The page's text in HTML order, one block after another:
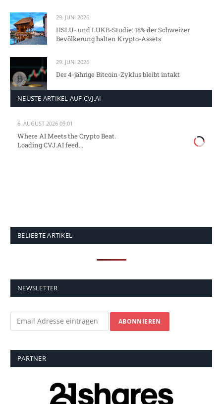
29. JUNI 2026
HSLU- und LUKB-Studie: 18% der Schweizer
Bevölkerung halten Krypto-Assets
29. JUNI 2026
Der 4-jährige Bitcoin-Zyklus bleibt intakt
NEUSTE ARTIKEL AUF CVJ.AI
6. AUGUST 2026 09:01
Where AI Meets the Crypto Beat.
Loading CVJ.AI feed...
BELIEBTE ARTIKEL
NEWSLETTER
PARTNER